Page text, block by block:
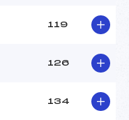
119
126
134